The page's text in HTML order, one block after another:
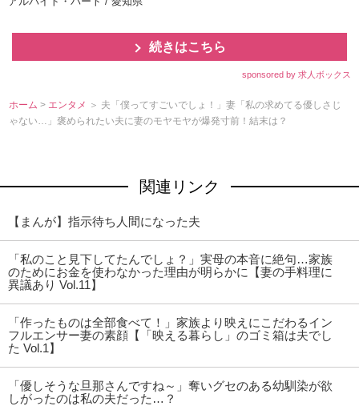
続きはこちら
sponsored by 求人ボックス
ホーム > エンタメ ＞ 夫「僕ってすごいでしょ！」妻「私の求めてる優しさじ
ゃない…」褒められたい夫に妻のモヤモヤが爆発寸前！結末は？
関連リンク
【まんが】指示待ち人間になった夫
「私のこと見下してたんでしょ？」実母の本音に絶句…家族
のためにお金を使わなかった理由が明らかに【妻の手料理に
異議あり Vol.11】
「作ったものは全部食べて！」家族より映えにこだわるイン
フルエンサー妻の素顔【「映える暮らし」のゴミ箱は夫でし
た Vol.1】
「優しそうな旦那さんですね～」奪いグセのある幼馴染が欲
しがったのは私の夫だった…？